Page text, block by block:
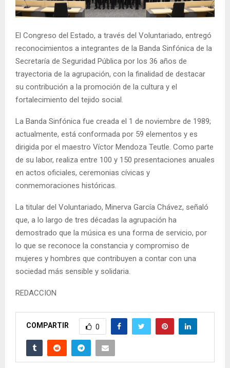
El Congreso del Estado, a través del Voluntariado, entregó
reconocimientos a integrantes de la Banda Sinfónica de la
Secretaría de Seguridad Pública por los 36 años de
trayectoria de la agrupación, con la finalidad de destacar
su contribución a la promoción de la cultura y el
fortalecimiento del tejido social.
La Banda Sinfónica fue creada el 1 de noviembre de 1989;
actualmente, está conformada por 59 elementos y es
dirigida por el maestro Víctor Mendoza Teutle. Como parte
de su labor, realiza entre 100 y 150 presentaciones anuales
en actos oficiales, ceremonias cívicas y
conmemoraciones históricas.
La titular del Voluntariado, Minerva García Chávez, señaló
que, a lo largo de tres décadas la agrupación ha
demostrado que la música es una forma de servicio, por
lo que se reconoce la constancia y compromiso de
mujeres y hombres que contribuyen a contar con una
sociedad más sensible y solidaria.
REDACCION
COMPARTIR 0